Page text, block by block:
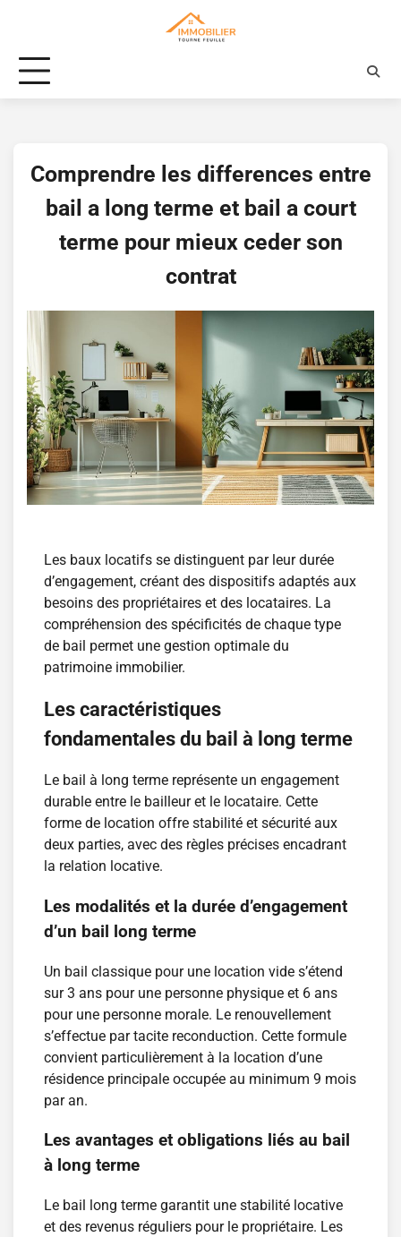
Comprendre les differences entre
bail a long terme et bail a court
terme pour mieux ceder son
contrat
Les baux locatifs se distinguent par leur durée
d’engagement, créant des dispositifs adaptés aux
besoins des propriétaires et des locataires. La
compréhension des spécificités de chaque type
de bail permet une gestion optimale du
patrimoine immobilier.
Les caractéristiques
fondamentales du bail à long terme
Le bail à long terme représente un engagement
durable entre le bailleur et le locataire. Cette
forme de location offre stabilité et sécurité aux
deux parties, avec des règles précises encadrant
la relation locative.
Les modalités et la durée d’engagement
d’un bail long terme
Un bail classique pour une location vide s’étend
sur 3 ans pour une personne physique et 6 ans
pour une personne morale. Le renouvellement
s’effectue par tacite reconduction. Cette formule
convient particulièrement à la location d’une
résidence principale occupée au minimum 9 mois
par an.
Les avantages et obligations liés au bail
à long terme
Le bail long terme garantit une stabilité locative
et des revenus réguliers pour le propriétaire. Les